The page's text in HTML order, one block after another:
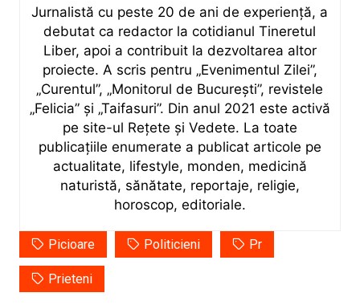
Jurnalistă cu peste 20 de ani de experiență, a
debutat ca redactor la cotidianul Tineretul
Liber, apoi a contribuit la dezvoltarea altor
proiecte. A scris pentru „Evenimentul Zilei”,
„Curentul”, „Monitorul de București”, revistele
„Felicia” și „Taifasuri”. Din anul 2021 este activă
pe site-ul Rețete și Vedete. La toate
publicațiile enumerate a publicat articole pe
actualitate, lifestyle, monden, medicină
naturistă, sănătate, reportaje, religie,
horoscop, editoriale.
Picioare Politicieni Pr
Prieteni